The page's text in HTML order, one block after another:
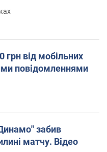
грн від мобільних
повідомленнями
забив
матчу. Відео